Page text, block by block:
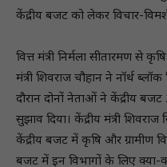
केंद्रीय बजट को लेकर विचार-
वित्त मंत्री निर्मला सीतारमण से
मंत्री शिवराज चौहान ने नॉर्थ
दौरान दोनों नेताओं ने केंद्रीय
सुझाव दिया। केंद्रीय मंत्री शिवराज
केंद्रीय बजट में कृषि और ग्रामीण
बजट में इन विभागों के लिए